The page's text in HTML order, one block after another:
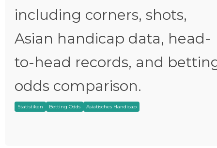
including corners, shots,
Asian handicap data, head-
to-head records, and
odds comparison.
Statistiken Betting Odds Asiatisches Handicap